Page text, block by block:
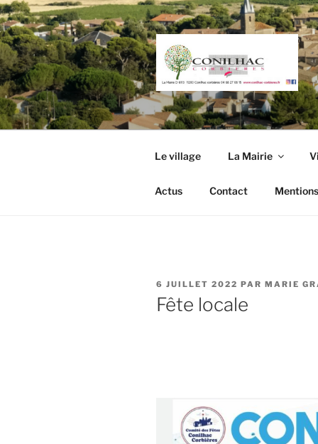
Aller
au
contenu
principal
Le village La Mairie
Actus Contact
PUBLIÉ
LE
6 JUILLET 2022 PAR MARIE
Fête locale